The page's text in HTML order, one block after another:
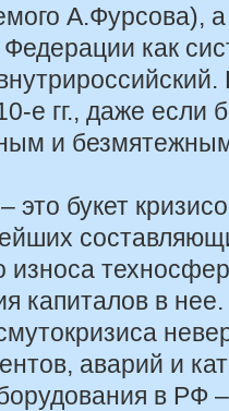
А.Фурсова),
как
е гг., даже если
и
это букет
износа
капиталов в
аварий и
в РФ